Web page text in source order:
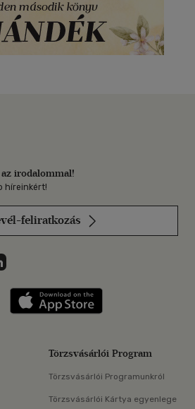
irodalommal!
híreinkért!
feliratkozás
on
Instagramon
Libri a LinkedInen
applikáció Szerezd meg: Google
Törzsvásárlói Program
Törzsvásárlói Programunkról
Törzsvásárlói Kártya egyenlege